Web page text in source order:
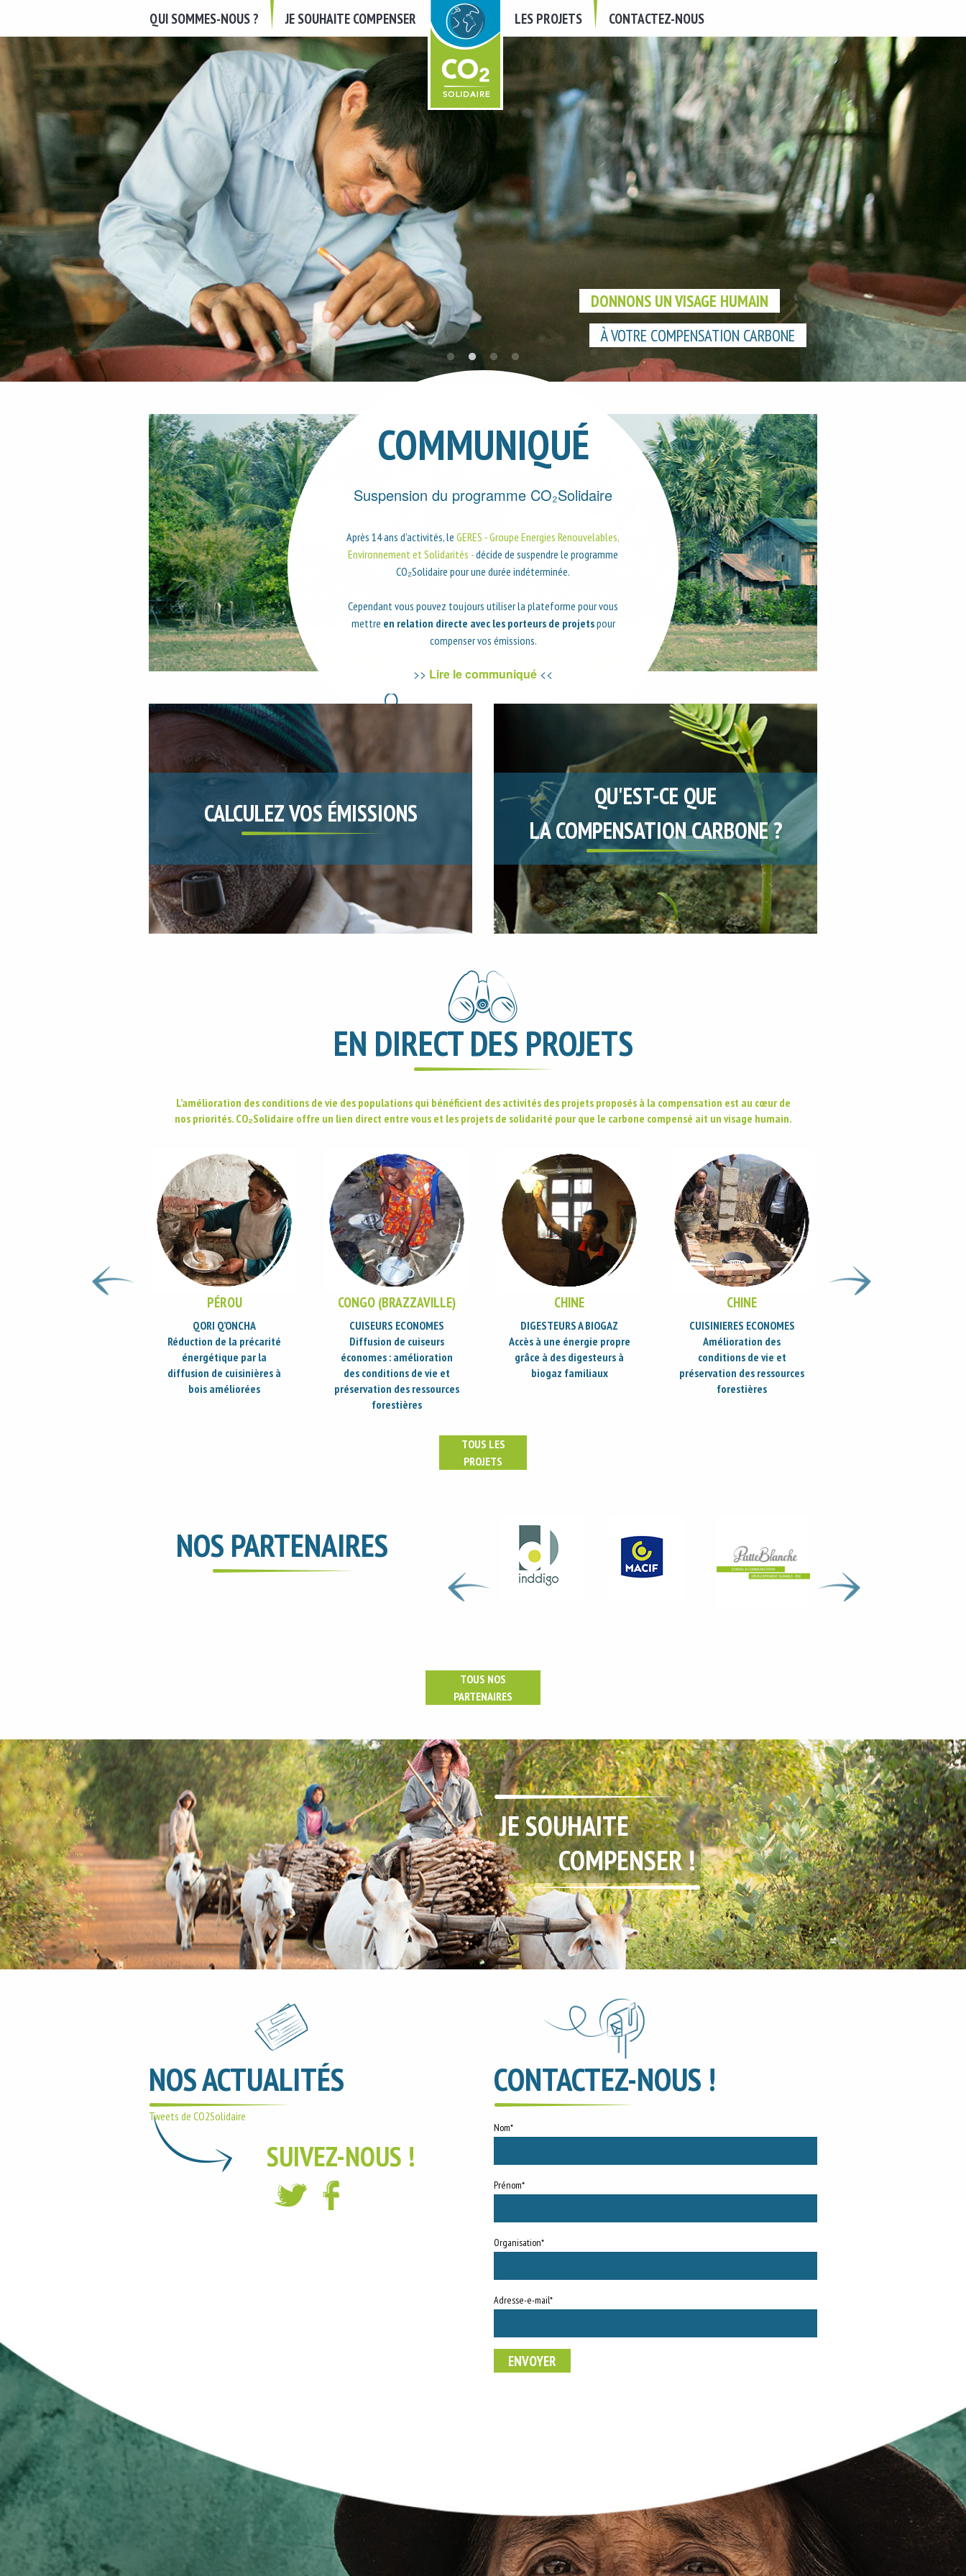
QUI SOMMES-NOUS ? JE SOUHAITE COMPENSER LES PROJETS CONTACTEZ-NOUS
DONNONS UN VISAGE HUMAIN
À VOTRE COMPENSATION CARBONE
COMMUNIQUÉ
Suspension du programme CO₂Solidaire
Après 14 ans d'activités, le GERES - Groupe Energies Renouvelables,
Environnement et Solidarités -décide de suspendre le programme
CO₂Solidaire pour une durée indéterminée.
Cependant vous pouvez toujours utiliser la plateforme pour vous
mettre en relation directe avec les porteurs de projetspour
compenser vos émissions.
>> Lire le communiqué <<
CALCULEZ VOS ÉMISSIONS
QU'EST-CE QUE
LA COMPENSATION CARBONE ?
EN DIRECT DES PROJETS
L’amélioration des conditions de vie des populations qui bénéficient des activités des projets proposés à la compensation est au cœur de
nos priorités. CO₂Solidaire offre un lien direct entre vous et les projets de solidarité pour que le carbone compensé ait un visage humain.
CONGO (BRAZZAVILLE)
CUISEURS ECONOMES
Diffusion de cuiseurs
économes : amélioration
des conditions de vie et
préservation des ressources
CHINE
DIGESTEURS A BIOGAZ
Accès à une énergie propre
grâce à des digesteurs à
biogaz familiaux
CHINE
CUISINIERES ECONOMES
Amélioration des
conditions de vie et
préservation des ressources
MEXIQUE - GUATEMALA -
UTSIL NAJ
Amélioration des
conditions de vie par la
diffusion de cuiseurs
TOUS LES
PROJETS
NOS PARTENAIRES
TOUS NOS
PARTENAIRES
JE SOUHAITE
COMPENSER !
NOS ACTUALITÉS
Tweets de CO2Solidaire
SUIVEZ-NOUS !
CONTACTEZ-NOUS !
Nom*
Prénom*
Organisation*
Adresse-e-mail*